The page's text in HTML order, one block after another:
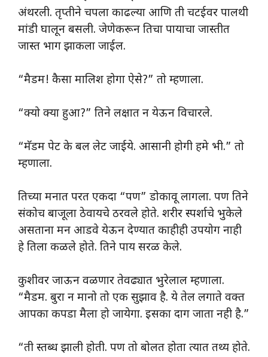
अंथरली. तृप्तीने चपला काढल्या आणि ती चटईवर पालथी
मांडी घालून बसली. जेणेकरून तिचा पायाचा जास्तीत
जास्त भाग झाकला जाईल.
“मैडम! कैसा मालिश होगा ऐसे?” तो म्हणाला.
“क्यो क्या हुआ?” तिने लक्षात न येऊन विचारले.
“मॅडम पेट के बल लेट जाईये. आसानी होगी हमे भी.” तो
म्हणाला.
तिच्या मनात परत एकदा “पण” डोकावू लागला. पण तिने
संकोच बाजूला ठेवायचे ठरवले होते. शरीर स्पर्शाचे भुकेले
असताना मन आडवे येऊन देण्यात काहीही उपयोग नाही
हे तिला कळले होते. तिने पाय सरळ केले.
कुशीवर जाऊन वळणार तेवढ्यात भुरेलाल म्हणाला.
“मैडम. बुरा न मानो तो एक सुझाव है. ये तेल लगाते वक्त
आपका कपडा मैला हो जायेगा. इसका दाग जाता नही है.”
“ती स्तब्ध झाली होती. पण तो बोलत होता त्यात तथ्य होते.